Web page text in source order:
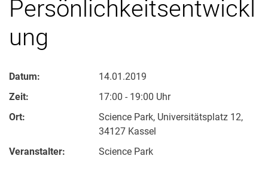
Persönlichkeitsentwickl
ung
Datum:
14.01.2019
Zeit:
17:00 - 19:00 Uhr
Ort:
Science Park, Universitätsplatz 12,
34127 Kassel
Veranstalter:
Science Park